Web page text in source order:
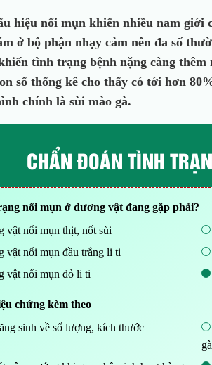
hiệu nổi mụn khiến nhiều nam giới
ở bộ phận nhạy cảm nên đa số
tình trạng bệnh nặng càng
số thống kê cho thấy có tới hơn
chính là sùi mào gà.
CHẨN ĐOÁN TÌNH
nổi mụn ở dương vật đang gặp phải?
vật nổi mụn thịt, nốt sùi
vật nổi mụn đầu trắng li ti
vật nổi mụn đỏ li ti
chứng kèm theo
sinh về số lượng, kích thước
gà